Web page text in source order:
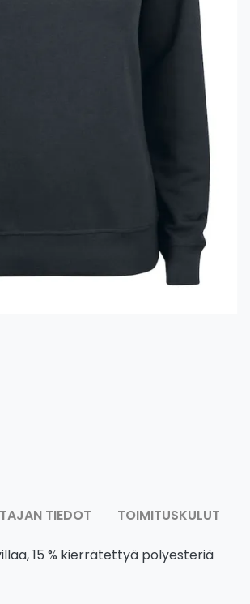
TIEDOT TOIMITUSKULUT
15 % kierrätettyä polyesteriä